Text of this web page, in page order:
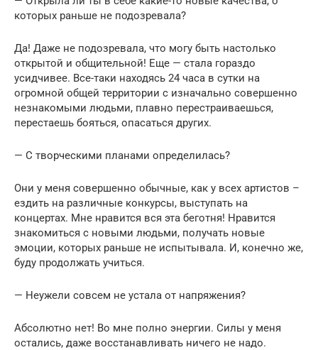
которых раньше не подозревала?
Да! Даже не подозревала, что могу быть настолько
открытой и общительной! Еще — стала гораздо
усидчивее. Все-таки находясь 24 часа в сутки на
огромной общей территории с изначально совершенно
незнакомыми людьми, плавно перестраиваешься,
перестаешь бояться, опасаться других.
— С творческими планами определилась?
Они у меня совершенно обычные, как у всех артистов –
ездить на различные конкурсы, выступать на
концертах. Мне нравится вся эта беготня! Нравится
знакомиться с новыми людьми, получать новые
эмоции, которых раньше не испытывала. И, конечно же,
буду продолжать учиться.
— Неужели совсем не устала от напряжения?
Абсолютно нет! Во мне полно энергии. Силы у меня
остались, даже восстанавливать ничего не надо.